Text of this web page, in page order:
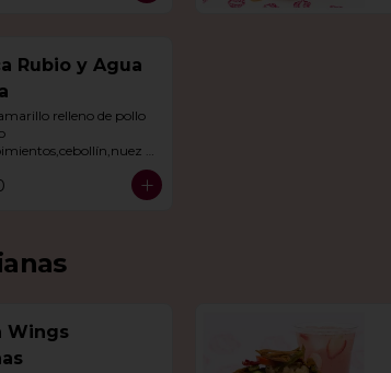
Rubio y Agua
relleno de pollo
ajonjolí en salsa
miel) con agua del día.
Wings